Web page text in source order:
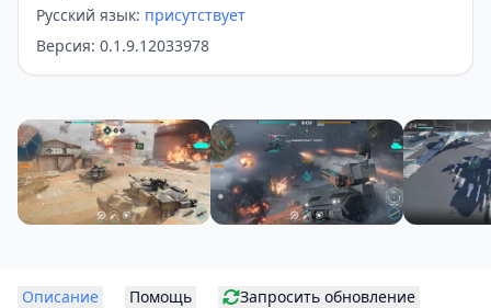
Русский язык: присутствует
Версия: 0.1.9.12033978
Описание Помощь Запросить обновление